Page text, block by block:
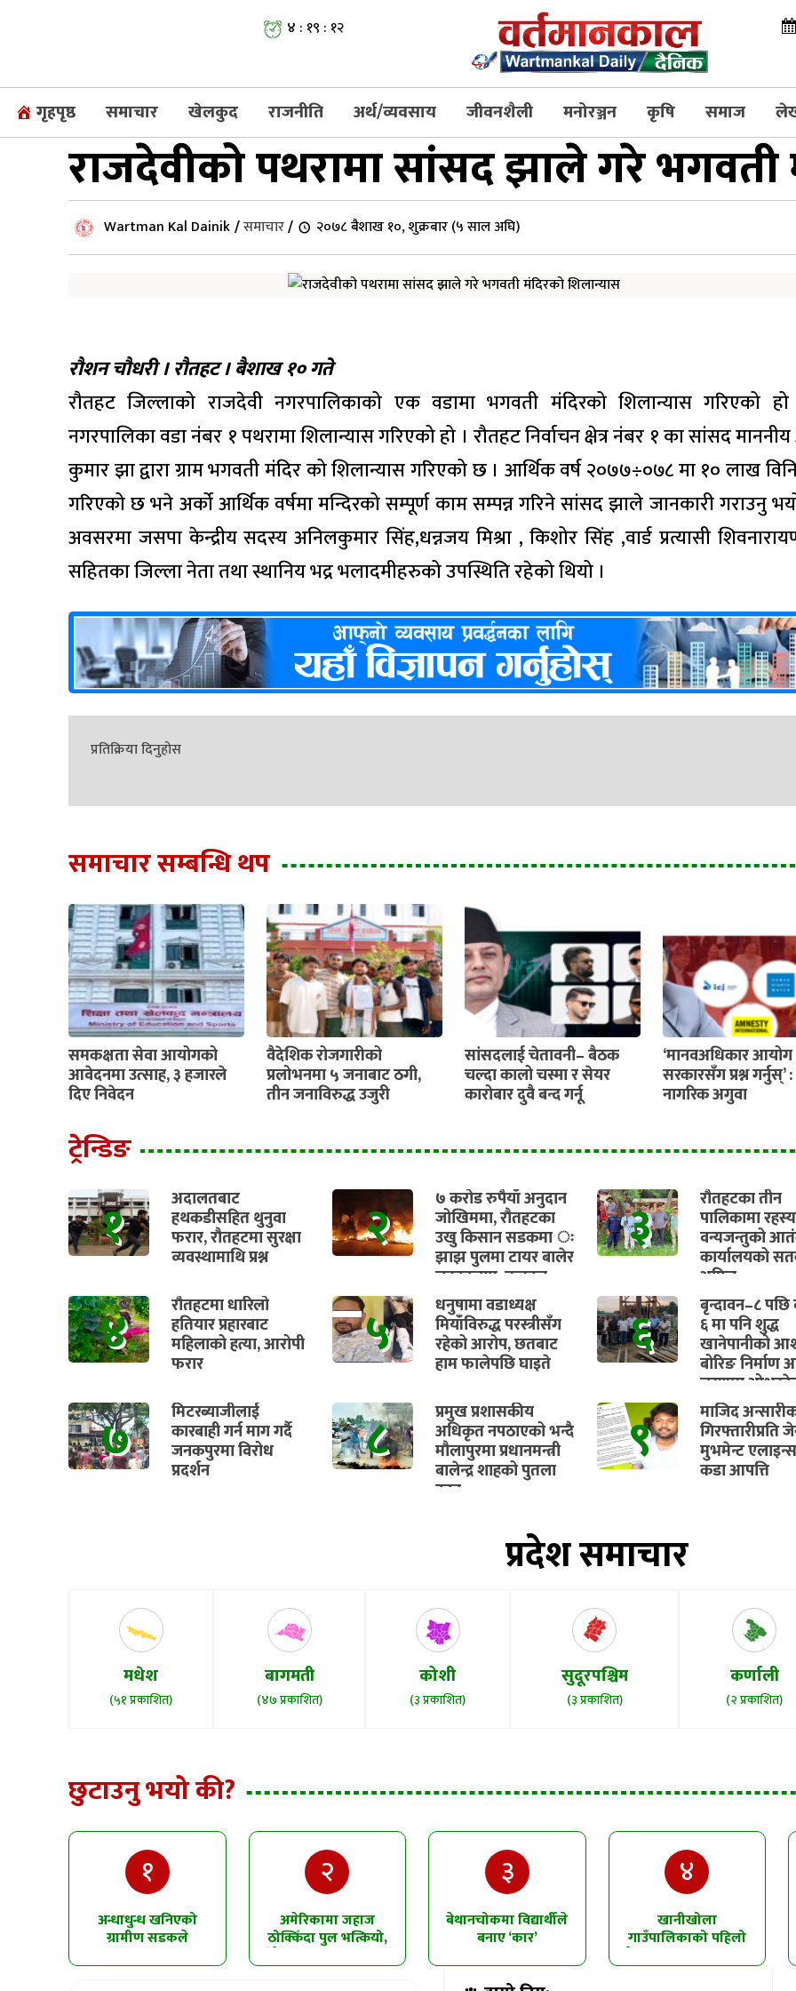
४ : १९ : १३
गृहपृष्ठ समाचार खेलकुद राजनीति अर्थ/व्यवसाय जीवनशैली मनोरञ्जन कृषि समाज
राजदेवीको पथरामा सांसद झाले गरे भगवती
Wartman Kal Dainik/समाचार/ २०७८ बैशाख १०, शुक्रबार (५ साल अघि)
रौशन चौधरी । रौतहट । बैशाख १० गते
रौतहट जिल्लाको राजदेवी नगरपालिकाको एक वडामा भगवती मंदिरको शिलान्यास गरिएको
नगरपालिका वडा नंबर १ पथरामा शिलान्यास गरिएको हो । रौतहट निर्वाचन क्षेत्र नंबर १ का सांसद
कुमार झा द्वारा ग्राम भगवती मंदिर को शिलान्यास गरिएको छ । आर्थिक वर्ष २०७७÷०७८ मा १० लाख
गरिएको छ भने अर्को आर्थिक वर्षमा मन्दिरको सम्पूर्ण काम सम्पन्न गरिने सांसद झाले जानकारी गराउनु
अवसरमा जसपा केन्द्रीय सदस्य अनिलकुमार सिंह,धन्नजय मिश्रा , किशोर सिंह ,वार्ड प्रत्यासी
सहितका जिल्ला नेता तथा स्थानिय भद्र भलादमीहरुको उपस्थिति रहेको थियो ।
प्रतिक्रिया दिनुहोस
समाचार सम्बन्धि थप
समकक्षता सेवा आयोगको
आवेदनमा उत्साह, ३ हजारले
दिए निवेदन
वैदेशिक रोजगारीको
प्रलोभनमा ५ जनाबाट ठगी,
तीन जनाविरुद्ध उजुरी
सांसदलाई चेतावनी– बैठक
चल्दा कालो चस्मा र सेयर
कारोबार दुवै बन्द गर्नू
‘मानवअधिकार आयोग
सरकारसँग प्रश्न गर्नुस्’ :
नागरिक अगुवा
ट्रेन्डिङ
१ अदालतबाट
हथकडीसहित थुनुवा
फरार, रौतहटमा सुरक्षा
व्यवस्थामाथि प्रश्न २ ७ करोड रुपैयाँ अनुदान
जोखिममा, रौतहटका
उखु किसान सडकमा ः
झाझ पुलमा टायर बालेर
चक्काजाम, तत्काल
भुक्तानी सुनिश्चित गर्न
माग
३ रौतहटका तीन
पालिकामा
वन्यजन्तुको
कार्यालयको
अपिल
४ रौतहटमा धारिलो
हतियार प्रहारबाट
महिलाको हत्या, आरोपी
फरार ५ धनुषामा वडाध्यक्ष
मियाँविरुद्ध परस्त्रीसँग
रहेको आरोप, छतबाट
हाम फालेपछि घाइते ६ बृन्दावन–८ पछि
६ मा पनि शुद्ध
खानेपानीको
बोरिङ निर्माण
चरणमा
ट्यांकीको काम
सुरु हुने
७ मिटरब्याजीलाई
कारबाही गर्न माग गर्दै
जनकपुरमा विरोध
प्रदर्शन ८ प्रमुख प्रशासकीय
अधिकृत नपठाएको भन्दै
मौलापुरमा प्रधानमन्त्री
बालेन्द्र शाहको पुतला
दहन
९ माजिद
गिरफ्तारीप्रति
मुभमेन्ट
कडा आपत्ति
प्रदेश समाचार
मधेश
(५१ प्रकाशित)
बागमती
(४७ प्रकाशित)
कोशी
(३ प्रकाशित)
सुदूरपश्चिम
(३ प्रकाशित)
कर्णाली
(२ प्रकाशित)
छुटाउनु भयो की?
१
अन्धाधुन्ध खनिएको
ग्रामीण सडकले
खसेको शंका
२
अमेरिकामा जहाज
ठोक्किँदा पुल भत्कियो,
धेरै सवारीसाधन पानीमा
खसे
३
बेथानचोकमा विद्यार्थीले
बनाए ‘कार’
४
खानीखोला
गाउँपालिकाको पहिलो
त्रैमासिक समीक्षा सम्पन्न